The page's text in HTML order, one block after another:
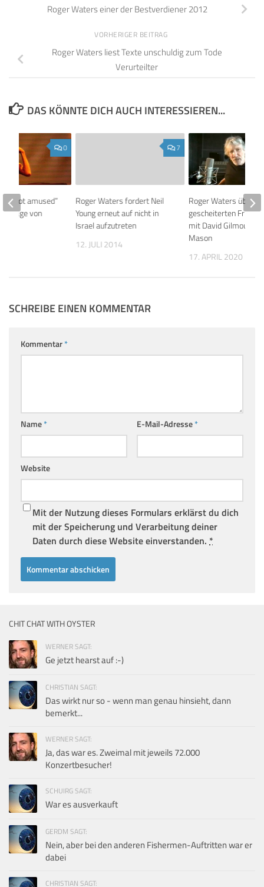
Roger Waters einer der Bestverdiener 2012
VORHERIGER BEITRAG
Roger Waters liest Texte unschuldig zum Tode
Verurteilter
DAS KÖNNTE DICH AUCH INTERESSIEREN...
7
Roger Waters fordert Neil
Young erneut auf nicht in
Israel aufzutreten
12. JULI 2014
Roger Waters über
gescheiterten
mit David Gilmour
Mason
17. APRIL 2020
0
“not amused”
von
SCHREIBE EINEN KOMMENTAR
Kommentar*
Name* E-Mail-Adresse*
Website
Mit der Nutzung dieses Formulars erklärst du dich
mit der Speicherung und Verarbeitung deiner
Daten durch diese Website einverstanden. *
CHIT CHAT WITH OYSTER
WERNER SAGT:
Ge jetzt hearst auf :-)
CHRISTIAN SAGT:
Das wirkt nur so - wenn man genau hinsieht, dann
bemerkt...
WERNER SAGT:
Ja, das war es. Zweimal mit jeweils 72.000
Konzertbesucher!
SCHUIRG SAGT:
War es ausverkauft
GERDM SAGT:
Nein, aber bei den anderen Fishermen-Auftritten war er
dabei
CHRISTIAN SAGT: